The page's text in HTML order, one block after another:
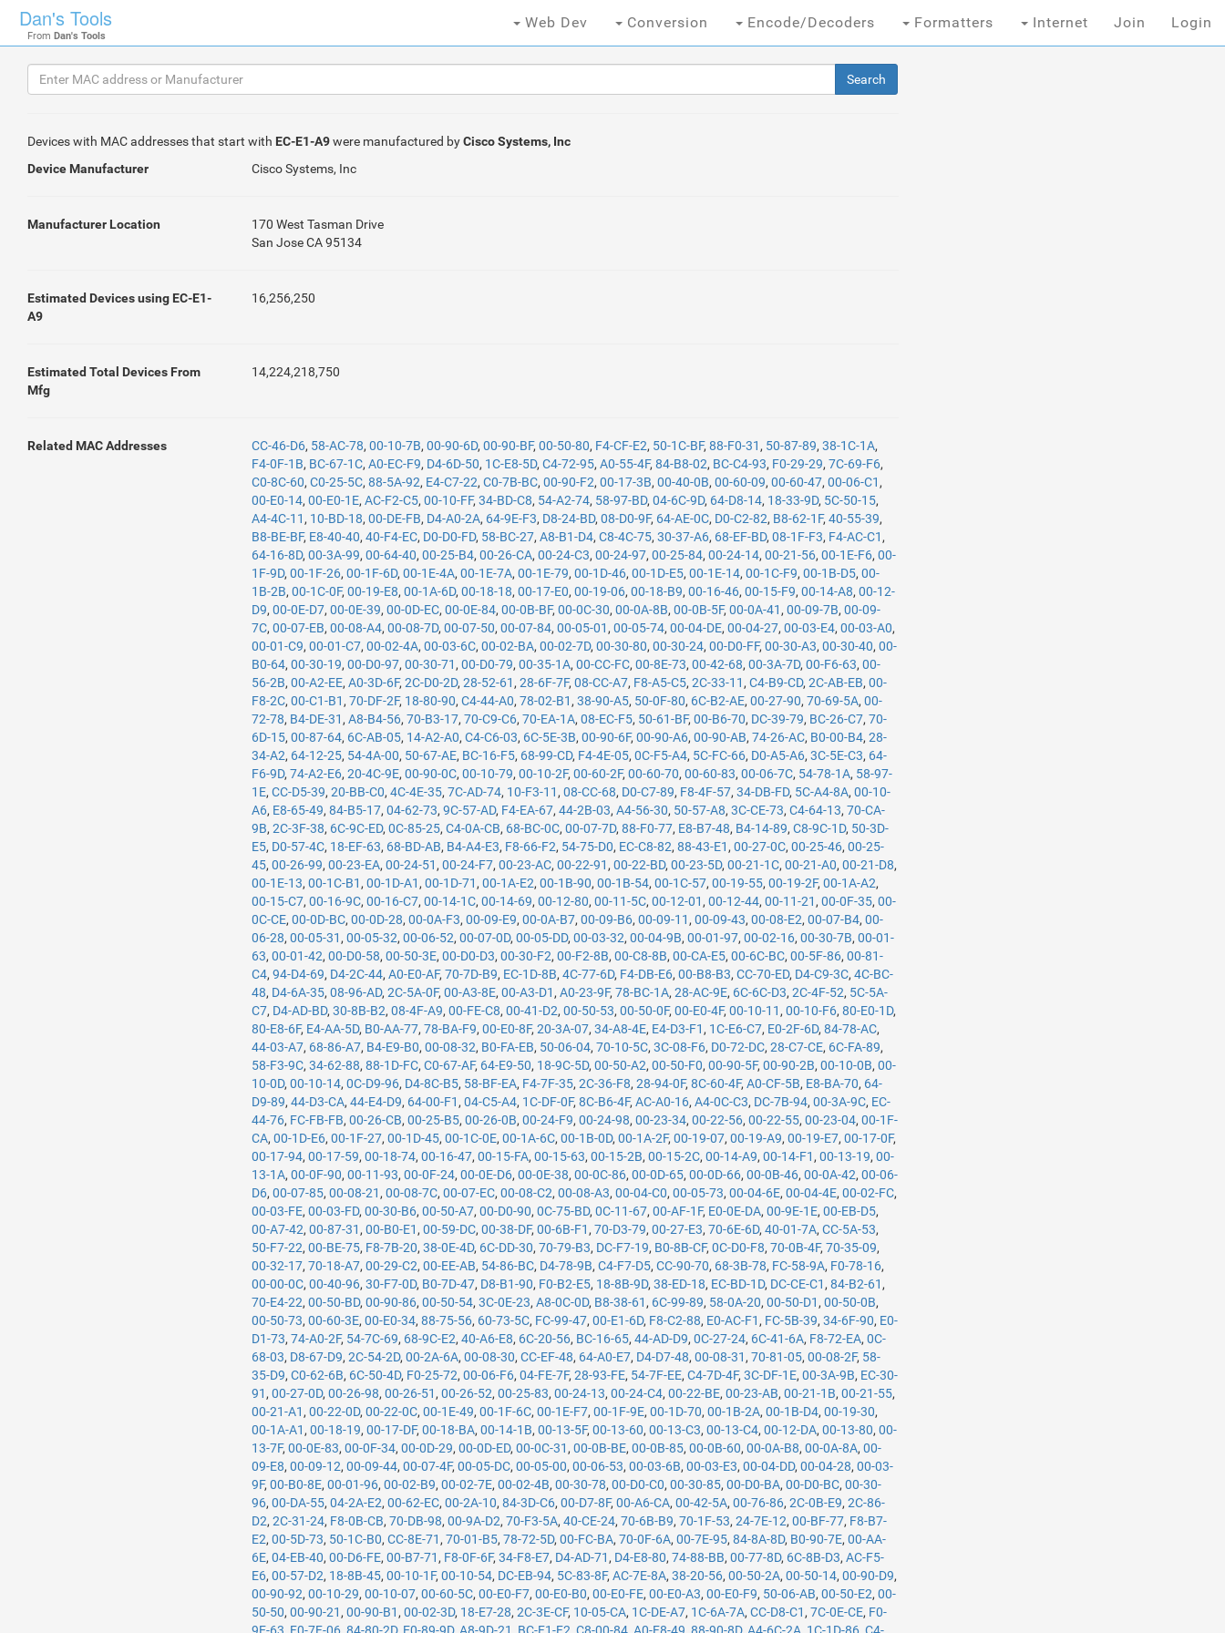
Dan's Tools
From Dan's Tools
Web Dev Conversion Encode/Decoders Formatters Internet Join Login
Devices with MAC addresses that start with EC-E1-A9were manufactured byCisco Systems, Inc
Device Manufacturer
Cisco Systems, Inc
Manufacturer Location
170 West Tasman Drive
San Jose CA 95134
Estimated Devices using EC-E1-
A9
16,256,250
Estimated Total Devices From
Mfg
14,224,218,750
Related MAC Addresses CC-46-D6, 58-AC-78,00-10-7B,00-90-6D,00-90-BF,00-50-80, F4-CF-E2, 50-1C-BF,88-F0-31 , 50-87-89,38-1C-1A,
F4-0F-1B, BC-67-1C,A0-EC-F9, D4-6D-50, 1C-E8-5D,C4-72-95,A0-55-4F,84-B8-02, BC-C4-93, F0-29-29,7C-69-F6,
C0-8C-60,C0-25-5C,88-5A-92, E4-C7-22,C0-7B-BC,00-90-F2,00-17-3B,00-40-0B,00-60-09,00-60-47,00-06-C1 ,
00-E0-14,00-E0-1E,AC-F2-C5,00-10-FF,34-BD-C8, 54-A2-74, 58-97-BD,04-6C-9D, 64-D8-14, 18-33-9D, 5C-50-15,
A4-4C-11 , 10-BD-18,00-DE-FB, D4-A0-2A, 64-9E-F3, D8-24-BD,08-D0-9F, 64-AE-0C, D0-C2-82, B8-62-1F,40-55-39,
B8-BE-BF, E8-40-40,40-F4-EC, D0-D0-FD, 58-BC-27,A8-B1-D4,C8-4C-75,30-37-A6, 68-EF-BD,08-1F-F3, F4-AC-C1 ,
64-16-8D,00-3A-99,00-64-40,00-25-B4,00-26-CA,00-24-C3,00-24-97,00-25-84,00-24-14,00-21-56,00-1E-F6,00-
1F-9D,00-1F-26,00-1F-6D,00-1E-4A,00-1E-7A,00-1E-79,00-1D-46,00-1D-E5,00-1E-14,00-1C-F9,00-1B-D5,00-
1B-2B,00-1C-0F,00-19-E8,00-1A-6D,00-18-18,00-17-E0,00-19-06,00-18-B9,00-16-46,00-15-F9,00-14-A8,00-12-
D9,00-0E-D7,00-0E-39,00-0D-EC,00-0E-84,00-0B-BF,00-0C-30,00-0A-8B,00-0B-5F,00-0A-41 ,00-09-7B,00-09-
7C,00-07-EB,00-08-A4,00-08-7D,00-07-50,00-07-84,00-05-01 ,00-05-74,00-04-DE,00-04-27,00-03-E4,00-03-A0,
00-01-C9,00-01-C7,00-02-4A,00-03-6C,00-02-BA,00-02-7D,00-30-80,00-30-24,00-D0-FF,00-30-A3,00-30-40,00-
B0-64,00-30-19,00-D0-97,00-30-71 ,00-D0-79,00-35-1A,00-CC-FC,00-8E-73,00-42-68,00-3A-7D,00-F6-63,00-
56-2B,00-A2-EE,A0-3D-6F,2C-D0-2D,28-52-61 ,28-6F-7F,08-CC-A7, F8-A5-C5,2C-33-11 ,C4-B9-CD,2C-AB-EB,00-
F8-2C,00-C1-B1 ,70-DF-2F, 18-80-90,C4-44-A0,78-02-B1 ,38-90-A5, 50-0F-80, 6C-B2-AE,00-27-90,70-69-5A,00-
72-78, B4-DE-31 ,A8-B4-56,70-B3-17,70-C9-C6,70-EA-1A,08-EC-F5, 50-61-BF,00-B6-70, DC-39-79, BC-26-C7,70-
6D-15,00-87-64, 6C-AB-05, 14-A2-A0,C4-C6-03, 6C-5E-3B,00-90-6F,00-90-A6,00-90-AB,74-26-AC, B0-00-B4,28-
34-A2, 64-12-25, 54-4A-00, 50-67-AE, BC-16-F5, 68-99-CD, F4-4E-05,0C-F5-A4, 5C-FC-66, D0-A5-A6,3C-5E-C3, 64-
F6-9D,74-A2-E6,20-4C-9E,00-90-0C,00-10-79,00-10-2F,00-60-2F,00-60-70,00-60-83,00-06-7C, 54-78-1A, 58-97-
1E,CC-D5-39,20-BB-C0,4C-4E-35,7C-AD-74, 10-F3-11 ,08-CC-68, D0-C7-89, F8-4F-57,34-DB-FD, 5C-A4-8A,00-10-
A6, E8-65-49,84-B5-17,04-62-73,9C-57-AD, F4-EA-67,44-2B-03,A4-56-30, 50-57-A8,3C-CE-73,C4-64-13,70-CA-
9B,2C-3F-38, 6C-9C-ED,0C-85-25,C4-0A-CB, 68-BC-0C,00-07-7D,88-F0-77, E8-B7-48, B4-14-89,C8-9C-1D, 50-3D-
E5, D0-57-4C, 18-EF-63, 68-BD-AB, B4-A4-E3, F8-66-F2, 54-75-D0, EC-C8-82,88-43-E1 ,00-27-0C,00-25-46,00-25-
45,00-26-99,00-23-EA,00-24-51 ,00-24-F7,00-23-AC,00-22-91 ,00-22-BD,00-23-5D,00-21-1C,00-21-A0,00-21-D8,
00-1E-13,00-1C-B1 ,00-1D-A1 ,00-1D-71 ,00-1A-E2,00-1B-90,00-1B-54,00-1C-57,00-19-55,00-19-2F,00-1A-A2,
00-15-C7,00-16-9C,00-16-C7,00-14-1C,00-14-69,00-12-80,00-11-5C,00-12-01 ,00-12-44,00-11-21 ,00-0F-35,00-
0C-CE,00-0D-BC,00-0D-28,00-0A-F3,00-09-E9,00-0A-B7,00-09-B6,00-09-11 ,00-09-43,00-08-E2,00-07-B4,00-
06-28,00-05-31 ,00-05-32,00-06-52,00-07-0D,00-05-DD,00-03-32,00-04-9B,00-01-97,00-02-16,00-30-7B,00-01-
63,00-01-42,00-D0-58,00-50-3E,00-D0-D3,00-30-F2,00-F2-8B,00-C8-8B,00-CA-E5,00-6C-BC,00-5F-86,00-81-
C4,94-D4-69, D4-2C-44,A0-E0-AF,70-7D-B9, EC-1D-8B,4C-77-6D, F4-DB-E6,00-B8-B3,CC-70-ED, D4-C9-3C,4C-BC-
48, D4-6A-35,08-96-AD,2C-5A-0F,00-A3-8E,00-A3-D1 ,A0-23-9F,78-BC-1A,28-AC-9E, 6C-6C-D3,2C-4F-52, 5C-5A-
C7, D4-AD-BD,30-8B-B2,08-4F-A9,00-FE-C8,00-41-D2,00-50-53,00-50-0F,00-E0-4F,00-10-11 ,00-10-F6,80-E0-1D,
80-E8-6F, E4-AA-5D, B0-AA-77,78-BA-F9,00-E0-8F,20-3A-07,34-A8-4E, E4-D3-F1 , 1C-E6-C7, E0-2F-6D,84-78-AC,
44-03-A7, 68-86-A7, B4-E9-B0,00-08-32, B0-FA-EB, 50-06-04,70-10-5C,3C-08-F6, D0-72-DC,28-C7-CE, 6C-FA-89,
58-F3-9C,34-62-88,88-1D-FC,C0-67-AF, 64-E9-50, 18-9C-5D,00-50-A2,00-50-F0,00-90-5F,00-90-2B,00-10-0B,00-
10-0D,00-10-14,0C-D9-96, D4-8C-B5, 58-BF-EA, F4-7F-35,2C-36-F8,28-94-0F,8C-60-4F,A0-CF-5B, E8-BA-70, 64-
D9-89,44-D3-CA,44-E4-D9, 64-00-F1 ,04-C5-A4, 1C-DF-0F,8C-B6-4F,AC-A0-16,A4-0C-C3, DC-7B-94,00-3A-9C, EC-
44-76, FC-FB-FB,00-26-CB,00-25-B5,00-26-0B,00-24-F9,00-24-98,00-23-34,00-22-56,00-22-55,00-23-04,00-1F-
CA,00-1D-E6,00-1F-27,00-1D-45,00-1C-0E,00-1A-6C,00-1B-0D,00-1A-2F,00-19-07,00-19-A9,00-19-E7,00-17-0F,
00-17-94,00-17-59,00-18-74,00-16-47,00-15-FA,00-15-63,00-15-2B,00-15-2C,00-14-A9,00-14-F1 ,00-13-19,00-
13-1A,00-0F-90,00-11-93,00-0F-24,00-0E-D6,00-0E-38,00-0C-86,00-0D-65,00-0D-66,00-0B-46,00-0A-42,00-06-
D6,00-07-85,00-08-21 ,00-08-7C,00-07-EC,00-08-C2,00-08-A3,00-04-C0,00-05-73,00-04-6E,00-04-4E,00-02-FC,
00-03-FE,00-03-FD,00-30-B6,00-50-A7,00-D0-90,0C-75-BD,0C-11-67,00-AF-1F, E0-0E-DA,00-9E-1E,00-EB-D5,
00-A7-42,00-87-31 ,00-B0-E1 ,00-59-DC,00-38-DF,00-6B-F1 ,70-D3-79,00-27-E3,70-6E-6D,40-01-7A,CC-5A-53,
50-F7-22,00-BE-75, F8-7B-20,38-0E-4D, 6C-DD-30,70-79-B3, DC-F7-19, B0-8B-CF,0C-D0-F8,70-0B-4F,70-35-09,
00-32-17,70-18-A7,00-29-C2,00-EE-AB, 54-86-BC, D4-78-9B,C4-F7-D5,CC-90-70, 68-3B-78, FC-58-9A, F0-78-16,
00-00-0C,00-40-96,30-F7-0D, B0-7D-47, D8-B1-90, F0-B2-E5, 18-8B-9D,38-ED-18, EC-BD-1D, DC-CE-C1 ,84-B2-61 ,
70-E4-22,00-50-BD,00-90-86,00-50-54,3C-0E-23,A8-0C-0D, B8-38-61 , 6C-99-89, 58-0A-20,00-50-D1 ,00-50-0B,
00-50-73,00-60-3E,00-E0-34,88-75-56, 60-73-5C, FC-99-47,00-E1-6D, F8-C2-88, E0-AC-F1 , FC-5B-39,34-6F-90, E0-
D1-73,74-A0-2F, 54-7C-69, 68-9C-E2,40-A6-E8, 6C-20-56, BC-16-65,44-AD-D9,0C-27-24, 6C-41-6A, F8-72-EA,0C-
68-03, D8-67-D9,2C-54-2D,00-2A-6A,00-08-30,CC-EF-48, 64-A0-E7, D4-D7-48,00-08-31 ,70-81-05,00-08-2F, 58-
35-D9,C0-62-6B, 6C-50-4D, F0-25-72,00-06-F6,04-FE-7F,28-93-FE, 54-7F-EE,C4-7D-4F,3C-DF-1E,00-3A-9B, EC-30-
91 ,00-27-0D,00-26-98,00-26-51 ,00-26-52,00-25-83,00-24-13,00-24-C4,00-22-BE,00-23-AB,00-21-1B,00-21-55,
00-21-A1 ,00-22-0D,00-22-0C,00-1E-49,00-1F-6C,00-1E-F7,00-1F-9E,00-1D-70,00-1B-2A,00-1B-D4,00-19-30,
00-1A-A1 ,00-18-19,00-17-DF,00-18-BA,00-14-1B,00-13-5F,00-13-60,00-13-C3,00-13-C4,00-12-DA,00-13-80,00-
13-7F,00-0E-83,00-0F-34,00-0D-29,00-0D-ED,00-0C-31 ,00-0B-BE,00-0B-85,00-0B-60,00-0A-B8,00-0A-8A,00-
09-E8,00-09-12,00-09-44,00-07-4F,00-05-DC,00-05-00,00-06-53,00-03-6B,00-03-E3,00-04-DD,00-04-28,00-03-
9F,00-B0-8E,00-01-96,00-02-B9,00-02-7E,00-02-4B,00-30-78,00-D0-C0,00-30-85,00-D0-BA,00-D0-BC,00-30-
96,00-DA-55,04-2A-E2,00-62-EC,00-2A-10,84-3D-C6,00-D7-8F,00-A6-CA,00-42-5A,00-76-86,2C-0B-E9,2C-86-
D2,2C-31-24, F8-0B-CB,70-DB-98,00-9A-D2,70-F3-5A,40-CE-24,70-6B-B9,70-1F-53,24-7E-12,00-BF-77, F8-B7-
E2,00-5D-73, 50-1C-B0,CC-8E-71 ,70-01-B5,78-72-5D,00-FC-BA,70-0F-6A,00-7E-95,84-8A-8D, B0-90-7E,00-AA-
6E,04-EB-40,00-D6-FE,00-B7-71 , F8-0F-6F,34-F8-E7, D4-AD-71 , D4-E8-80,74-88-BB,00-77-8D, 6C-8B-D3,AC-F5-
E6,00-57-D2, 18-8B-45,00-10-1F,00-10-54, DC-EB-94, 5C-83-8F,AC-7E-8A,38-20-56,00-50-2A,00-50-14,00-90-D9,
00-90-92,00-10-29,00-10-07,00-60-5C,00-E0-F7,00-E0-B0,00-E0-FE,00-E0-A3,00-E0-F9, 50-06-AB,00-50-E2,00-
50-50,00-90-21 ,00-90-B1 ,00-02-3D, 18-E7-28,2C-3E-CF, 10-05-CA, 1C-DE-A7, 1C-6A-7A,CC-D8-C1 ,7C-0E-CE, F0-